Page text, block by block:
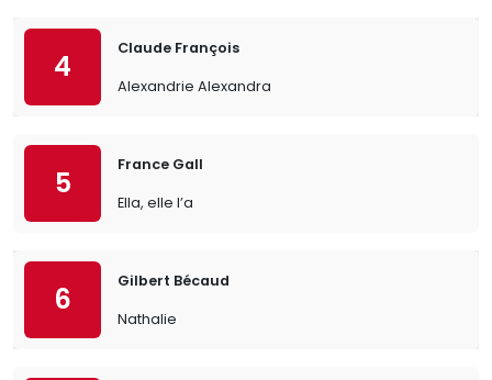
4
Claude François
Alexandrie Alexandra
5
France Gall
Ella, elle l’a
6
Gilbert Bécaud
Nathalie